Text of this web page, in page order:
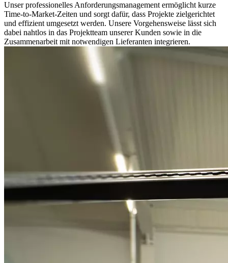
Unser professionelles Anforderungsmanagement ermöglicht kurze
Time-to-Market-Zeiten und sorgt dafür, dass Projekte zielgerichtet
und effizient umgesetzt werden. Unsere Vorgehensweise lässt sich
dabei nahtlos in das Projektteam unserer Kunden sowie in die
Zusammenarbeit mit notwendigen Lieferanten integrieren.